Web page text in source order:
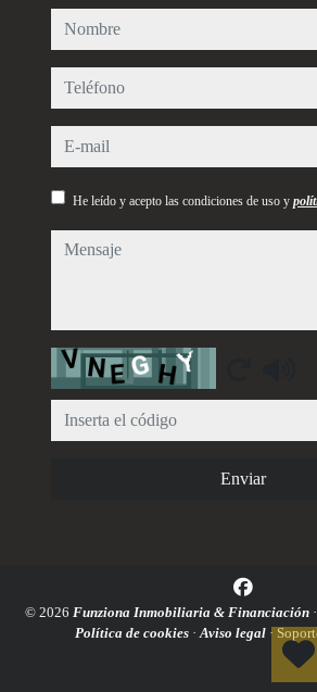
nombre
teléfono
e-mail
He leído y acepto las condiciones de uso y
mensaje
Captcha
Enviar
© 2026 Funziona Inmobiliaria & Financiación ·
Política de cookies ·Aviso legal ·